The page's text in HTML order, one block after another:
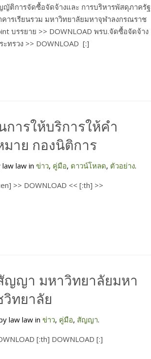
ญัติการจัดซื้อจัดจ้างและ การบริหารพัสดุภาครัฐ
รเรียนรวม มหาวิทยาลัยมหาจุฬาลงกรณราช
บรรยาย >> DOWNLOAD พรบ.จัดซื้อจัดจ้าง
ะทรวง >> DOWNLOAD [:]
ารให้บริการให้คำ
าย กองนิติการ
law in ข่าว, คู่มือ, ดาวน์โหลด, ตัวอย่าง.
>> DOWNLOAD << [:th] >>
ญา มหาวิทยาลัยมหา
ทยาลัย
law law in ข่าว, คู่มือ, สัญญา.
[:th] DOWNLOAD [:]